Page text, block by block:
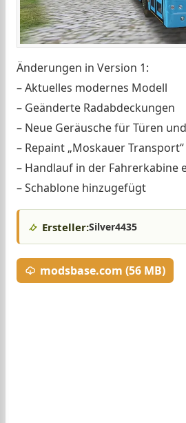
Änderungen in Version 1:
– Aktuelles modernes Modell
– Geänderte Radabdeckungen
– Neue Geräusche für Türen
– Repaint „Moskauer
– Handlauf in der Fahrerkabine
– Schablone hinzugefügt
Ersteller:Silver4435
modsbase.com (56 MB)